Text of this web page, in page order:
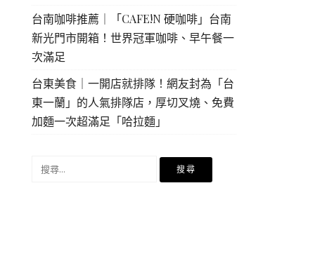
台南咖啡推薦｜「CAFE!N 硬咖啡」台南
新光門市開箱！世界冠軍咖啡、早午餐一
次滿足
台東美食｜一開店就排隊！網友封為「台
東一蘭」的人氣排隊店，厚切叉燒、免費
加麵一次超滿足「哈拉麵」